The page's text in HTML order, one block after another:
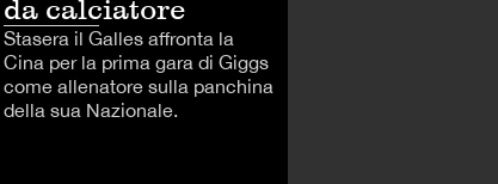
da calciatore
Stasera il Galles affronta la
Cina per la prima gara di Giggs
come allenatore sulla panchina
della sua Nazionale.